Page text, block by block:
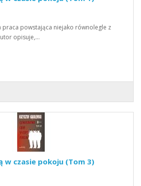
praca powstająca niejako równolegle z
opisuje,…
w czasie pokoju (Tom 3)